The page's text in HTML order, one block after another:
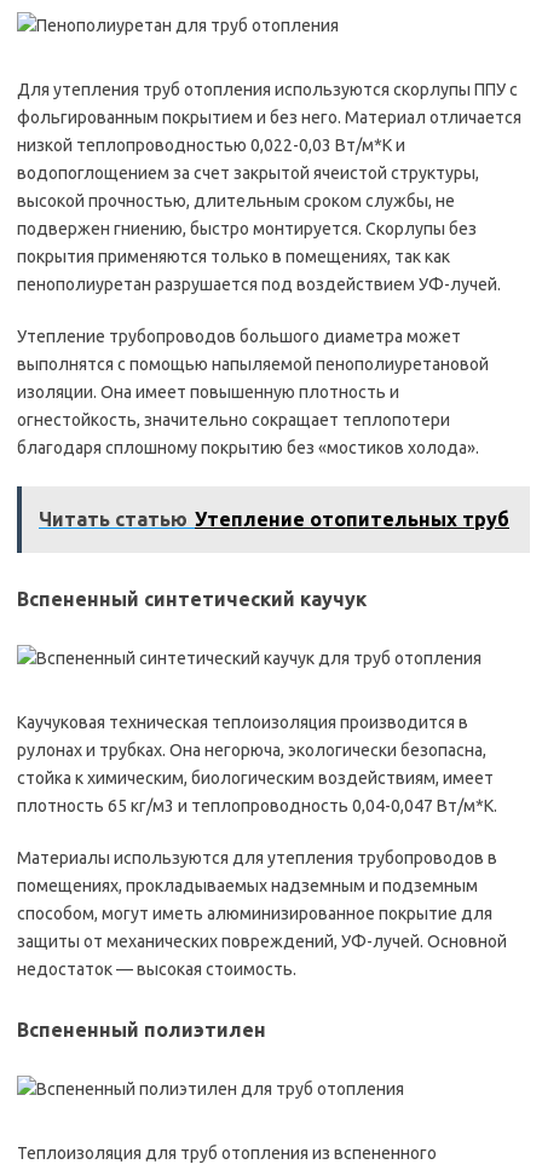
Для утепления труб отопления используются скорлупы ППУ с
фольгированным покрытием и без него. Материал отличается
низкой теплопроводностью 0,022-0,03 Вт/м*К и
водопоглощением за счет закрытой ячеистой структуры,
высокой прочностью, длительным сроком службы, не
подвержен гниению, быстро монтируется. Скорлупы без
покрытия применяются только в помещениях, так как
пенополиуретан разрушается под воздействием УФ-лучей.
Утепление трубопроводов большого диаметра может
выполнятся с помощью напыляемой пенополиуретановой
изоляции. Она имеет повышенную плотность и
огнестойкость, значительно сокращает теплопотери
благодаря сплошному покрытию без «мостиков холода».
Читать статью Утепление отопительных труб
Вспененный синтетический каучук
Каучуковая техническая теплоизоляция производится в
рулонах и трубках. Она негорюча, экологически безопасна,
стойка к химическим, биологическим воздействиям, имеет
плотность 65 кг/м3 и теплопроводность 0,04-0,047 Вт/м*К.
Материалы используются для утепления трубопроводов в
помещениях, прокладываемых надземным и подземным
способом, могут иметь алюминизированное покрытие для
защиты от механических повреждений, УФ-лучей. Основной
недостаток — высокая стоимость.
Вспененный полиэтилен
Теплоизоляция для труб отопления из вспененного